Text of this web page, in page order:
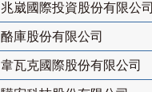
兆崴國際投資股份有限公司
酪庫股份有限公司
韋瓦克國際股份有限公司